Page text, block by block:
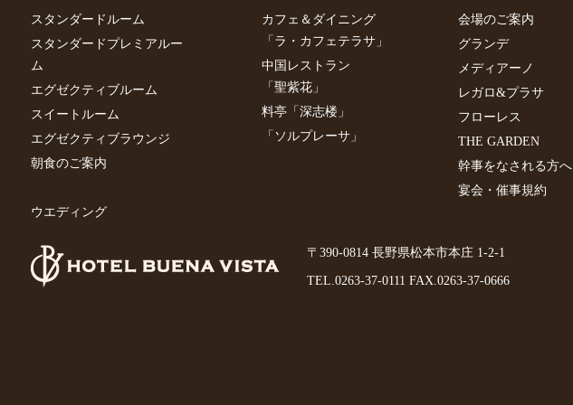
スタンダードルーム
スタンダードプレミアルー
ム
エグゼクティブルーム
スイートルーム
エグゼクティブラウンジ
朝食のご案内
ウエディング
カフェ＆ダイニング
「ラ・カフェテラサ」
中国レストラン
「聖紫花」
料亭「深志楼」
「ソルプレーサ」
会場のご案内
グランデ
メディアーノ
レガロ&プラサ
フローレス
THE GARDEN
幹事をなされる方へ
宴会・催事規約
〒390-0814 長野県松本市本庄 1-2-1
TEL.0263-37-0111 FAX.0263-37-0666